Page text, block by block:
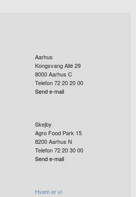
Aarhus
Kongsvang Allé 29
8000Aarhus C
Telefon 72 20 20 00
Send e-mail
Skejby
Agro Food Park 15
8200Aarhus N
Telefon 72 20 30 00
Send e-mail
Hvem er vi